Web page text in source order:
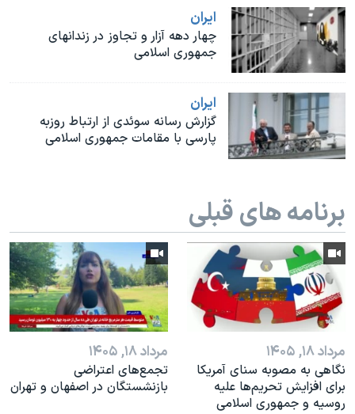
نرگس محمدی برنده جایزه نوبل صلح
همایش محافظه‌کاران آمریکا «سی‌پک»
سفر پرزیدنت ترامپ به چین
ايران
چهار دهه آزار و تجاوز در زندانهای
جمهوری اسلامی
ايران
گزارش رسانه سوئدی از ارتباط روزبه
پارسی با مقامات جمهوری اسلامی
برنامه های قبلی
مرداد ۱۸, ۱۴۰۵
نگاهی به مصوبه سنای آمریکا
برای افزایش تحریم‌ها علیه
روسیه و جمهوری اسلامی
مرداد ۱۸, ۱۴۰۵
تجمع‌های اعتراضی
بازنشستگان در اصفهان و تهران